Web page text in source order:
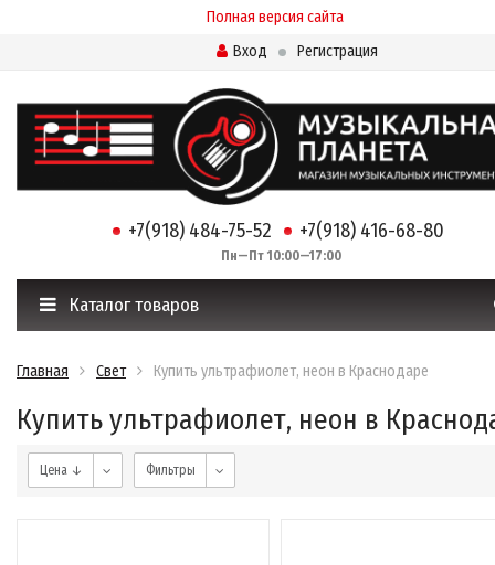
Полная версия сайта
Вход
Регистрация
+7(918) 484-75-52 +7(918) 416-68-80
Пн—Пт 10:00—17:00
Каталог товаров
Главная Свет Купить ультрафиолет, неон в Краснодаре
Купить ультрафиолет, неон в
Цена ↓ Фильтры